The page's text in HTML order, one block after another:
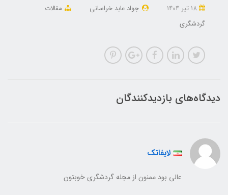
جواد عابد خراسانی
مقالات
گردشگری
دیدگاه‌های بازدیدکنندگان
لایفاتک
عالی بود ممنون از مجله گردشگری خوبتون